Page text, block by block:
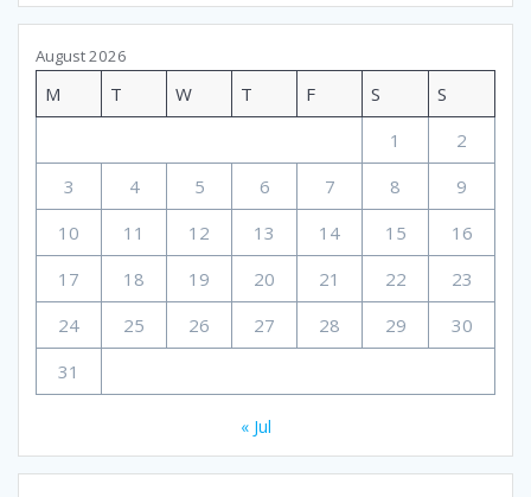
August 2026
M T W T F S
S
1
2
3
4 5 6 7 8
9
10
11 12 13 14 15
16
17
18 19 20 21 22
23
24
25 26 27 28 29
30
31
« Jul